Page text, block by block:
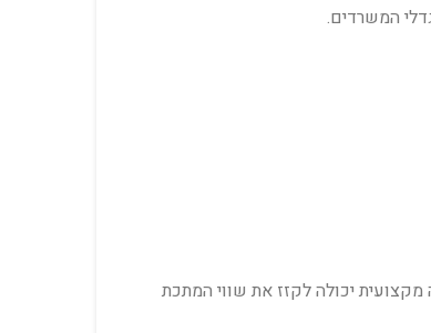
המשרדים.
יכולה לקזז את שווי המתכת